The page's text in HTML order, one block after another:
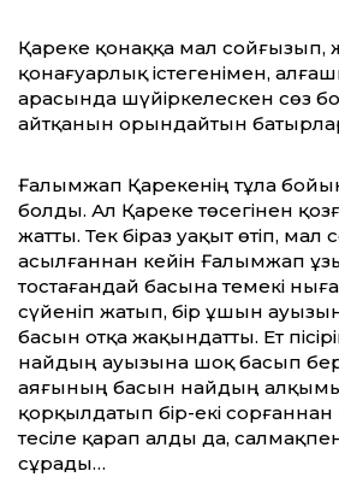
Қареке қонаққа мал сойғызып,
қонағуарлық істеге­німен,
арасында шүйір­келескен сөз
айтқанын орындайтын
Ғалымжап Қарекенің тұла
болды. Ал Қареке төсегінен
жатты. Тек біраз уақыт өтіп,
асылғаннан кейін Ғалымжап
тостағандай басына темекі
сүйеніп жатып, бір ұшын
басын отқа жақындатты. Ет
найдың ауызына шоқ басып
аяғының басын найдың
қорқылдатып бір-екі сорғаннан
тесіле қарап алды да,
сұрады…